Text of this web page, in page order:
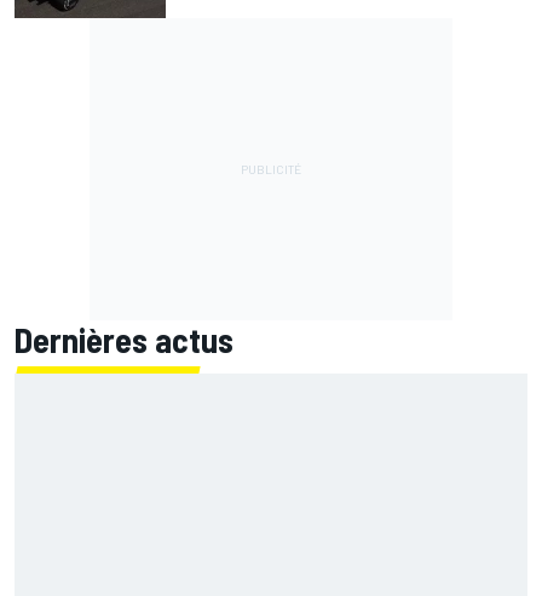
Dernières actus